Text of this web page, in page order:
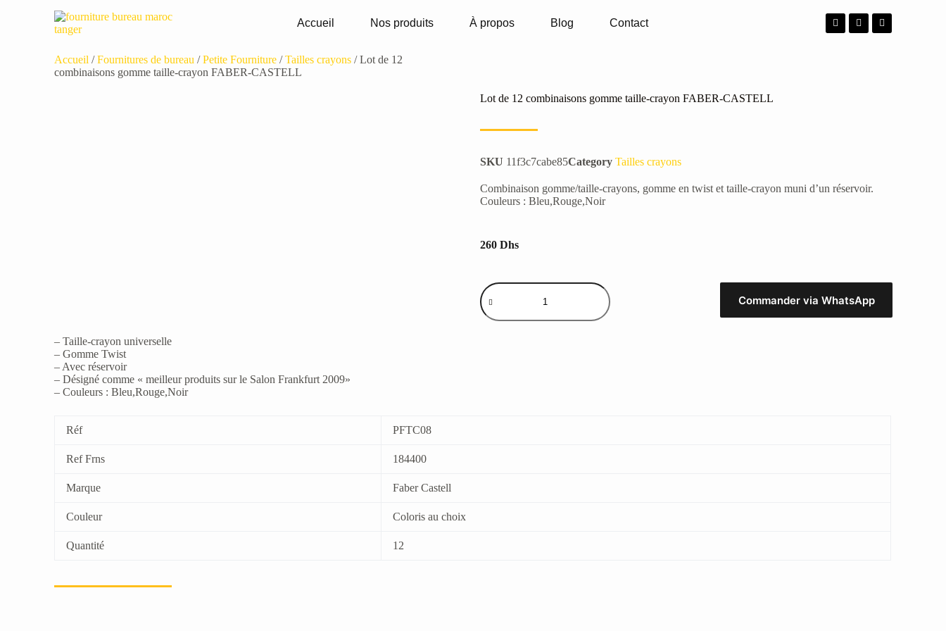
Accueil Nos produits À propos Blog Contact
Accueil /Fournitures de bureau /Petite Fourniture /Tailles crayons / Lot de 12
combinaisons gomme taille-crayon FABER-CASTELL
Lot de 12 combinaisons gomme taille-crayon FABER-CASTELL
SKU 11f3c7cabe85Category Tailles crayons
Combinaison gomme/taille-crayons, gomme en twist et taille-crayon muni d’un réservoir.
Couleurs : Bleu,Rouge,Noir
260 Dhs
Commander via WhatsApp
– Taille-crayon universelle
– Gomme Twist
– Avec réservoir
– Désigné comme « meilleur produits sur le Salon Frankfurt 2009»
– Couleurs : Bleu,Rouge,Noir
Réf PFTC08
Ref Frns 184400
Marque Faber Castell
Couleur Coloris au choix
Quantité 12